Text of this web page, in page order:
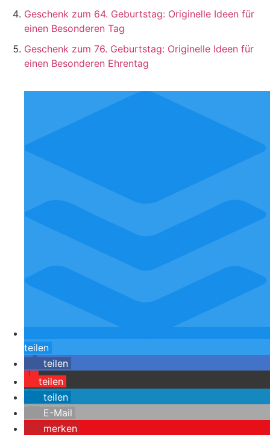
Geschenk zum 64. Geburtstag: Originelle Ideen für
einen Besonderen Tag
Geschenk zum 76. Geburtstag: Originelle Ideen für
einen Besonderen Ehrentag
teilen
teilen
teilen
teilen
E-Mail
merken